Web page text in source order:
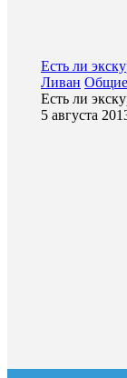
Есть ли
Ливан
Есть ли
5 августа